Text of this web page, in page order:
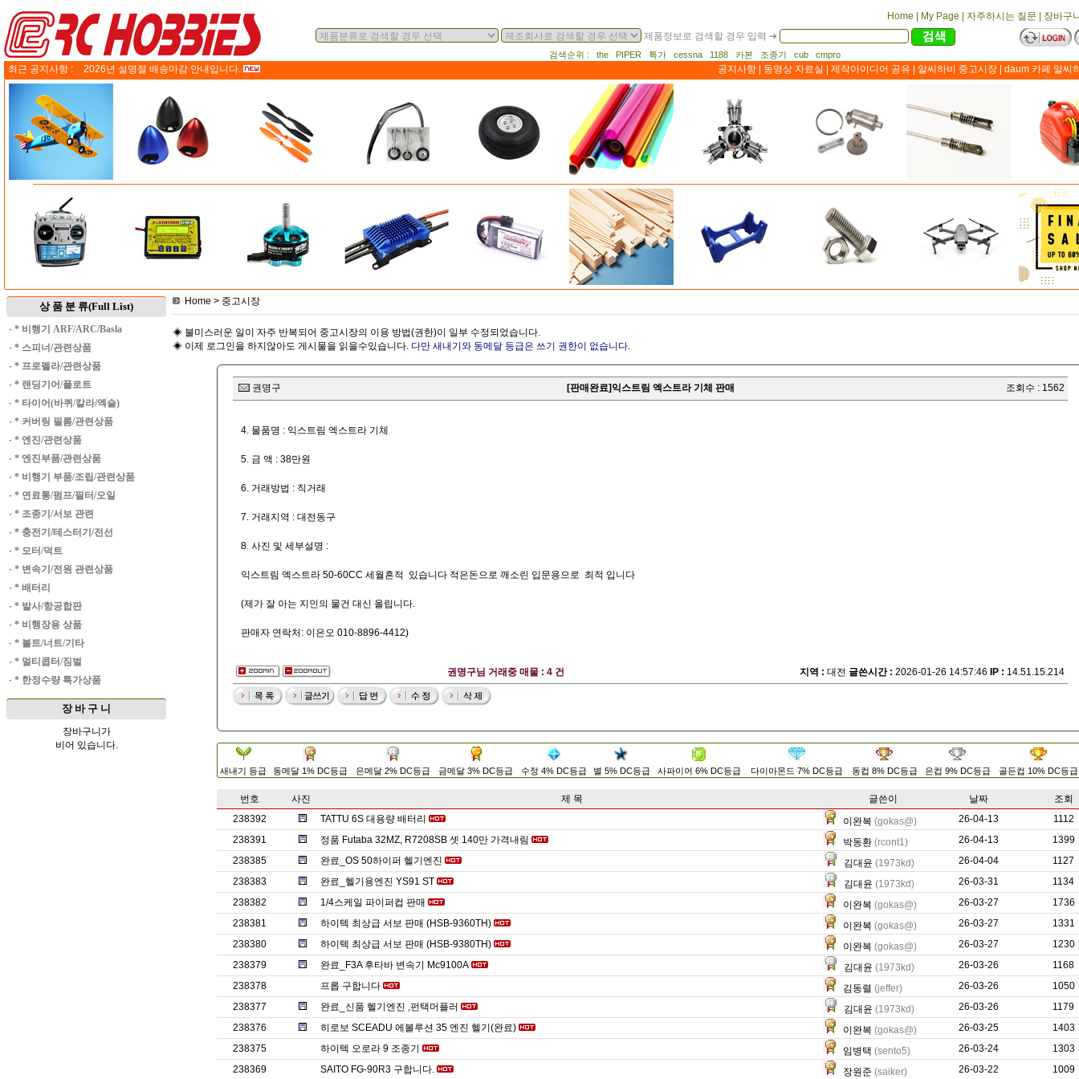
Home My Page 자주하시는 질문
장바구
제품정보로 검색할 경우 입력 ➔
검색순위 : the PIPER 특가 cessna 1188 카본 조종기 cub cmpro
최근 공지사항 : 2026년 설명절 배송마감 안내입니다. 공지사항 동영상 자료실 제작아이디어 공유 알씨하비 중고시장 daum 카페 알씨
상 품 분 류(Full List)
· * 비행기 ARF/ARC/Basla
· * 스피너/관련상품
· * 프로펠라/관련상품
· * 랜딩기어/플로트
· * 타이어(바퀴/칼라/엑슬)
· * 커버링 필름/관련상품
· * 엔진/관련상품
· * 엔진부품/관련상품
· * 비행기 부품/조립/관련상품
· * 연료통/펌프/필터/오일
· * 조종기/서보 관련
· * 충전기/테스터기/전선
· * 모터/덕트
· * 변속기/전원 관련상품
· * 배터리
· * 발사/항공합판
· * 비행장용 상품
· * 볼트/너트/기타
· * 멀티콥터/짐벌
· * 한정수량 특가상품
장 바 구 니
장바구니가
비어 있습니다.
Home > 중고시장
◈ 불미스러운 일이 자주 반복되어 중고시장의 이용 방법(권한)이 일부 수정되었습니다.
◈ 이제 로그인을 하지않아도 게시물을 읽을수있습니다. 다만 새내기와 동메달 등급은 쓰기 권한이 없습니다.
권명구 [판매완료]익스트림 엑스트라 기체 판매 조회수 : 1562
4. 물품명 : 익스트림 엑스트라 기체
5. 금 액 : 38만원
6. 거래방법 : 직거래
7. 거래지역 : 대전동구
8. 사진 및 세부설명 :
익스트림 엑스트라 50-60CC 세월흔적 있습니다 적은돈으로 깨소린 입문용으로 최적 입니다
(제가 잘 아는 지인의 물건 대신 올립니다.
판매자 연락처: 이은오 010-8896-4412)
권명구님 거래중 매물 : 4 건 지역 : 대전 글쓴시간 : 2026-01-26 14:57:46 IP : 14.51.15.214
새내기 등급 동메달 1% DC등급 은메달 2% DC등급 금메달 3% DC등급 수정 4% DC등급 별 5% DC등급 사파이어 6% DC등급 다이아몬드 7% DC등급 동컵 8% DC등급 은컵 9% DC등급 골든컵 10% DC등급
번호 사진 제 목 글쓴이 날짜
조회
238392
TATTU 6S 대용량 배터리 이완복 (gokas@) 26-04-13
1112
238391
정품 Futaba 32MZ, R7208SB 셋 140만 가격내림 박동환 (rcont1) 26-04-13
1399
238385
완료_OS 50하이퍼 헬기엔진 김대윤 (1973kd) 26-04-04
1127
238383
완료_헬기용엔진 YS91 ST 김대윤 (1973kd) 26-03-31
1134
238382
1/4스케일 파이퍼컵 판매 이완복 (gokas@) 26-03-27
1736
238381
하이텍 최상급 서보 판매 (HSB-9360TH) 이완복 (gokas@) 26-03-27
1331
238380
하이텍 최상급 서보 판매 (HSB-9380TH) 이완복 (gokas@) 26-03-27
1230
238379
완료_F3A 후타바 변속기 Mc9100A 김대윤 (1973kd) 26-03-26
1168
238378
프롭 구합니다 김동렬 (jeffer) 26-03-26
1050
238377
완료_신품 헬기엔진 ,펀택머플러 김대윤 (1973kd) 26-03-26
1179
238376
히로보 SCEADU 에볼루션 35 엔진 헬기(완료) 이완복 (gokas@) 26-03-25
1403
238375
하이텍 오로라 9 조종기 임병택 (sento5) 26-03-24
1303
238369
SAITO FG-90R3 구합니다. 장원준 (saiker) 26-03-22 1009